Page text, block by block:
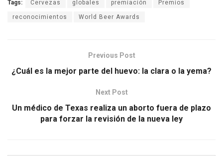
Tags: Cervezas globales premiación Premios
reconocimientos World Beer Awards
Previous Post
¿Cuál es la mejor parte del huevo: la clara o la yema?
Next Post
Un médico de Texas realiza un aborto fuera de plazo
para forzar la revisión de la nueva ley